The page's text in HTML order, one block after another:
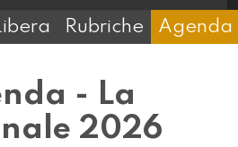
Rubriche Agenda
- La
2026